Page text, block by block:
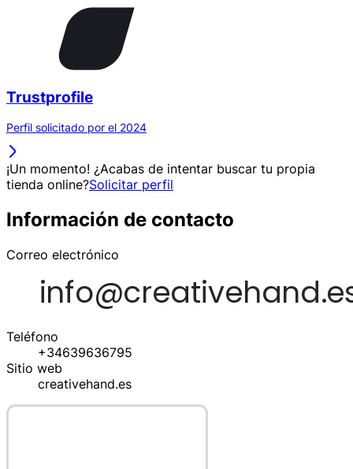
Trustprofile
Perfil solicitado por el 2024
¡Un momento! ¿Acabas de intentar buscar tu propia
tienda online?Solicitar perfil
Información de contacto
Correo electrónico
Teléfono
+34639636795
Sitio web
creativehand.es